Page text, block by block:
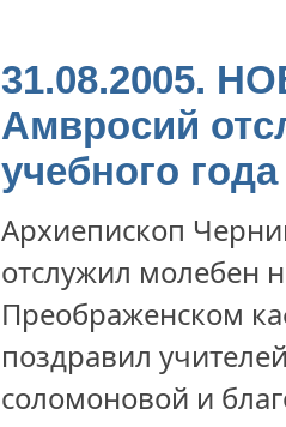
31.08.2005.
Амвросий
учебного года
Архиепископ
отслужил молебен
Преображенском
поздравил
соломоновой и